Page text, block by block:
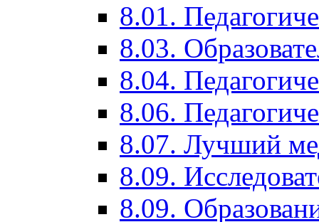
8.01.
8.03.
8.04.
8.06.
8.07. Лучший
8.09.
8.09.